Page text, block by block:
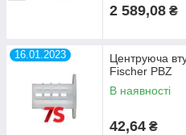
2 589,08 ₴
16.01.2023
Центруюча
Fischer PBZ
В наявності
42,64 ₴